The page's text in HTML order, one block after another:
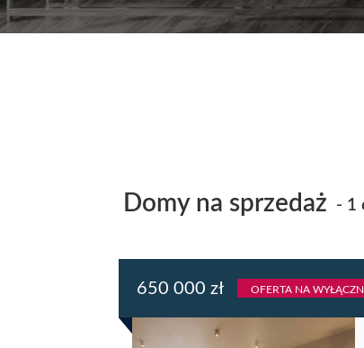
Domy na sprzedaż - 1
650 000 zł OFERTA NA